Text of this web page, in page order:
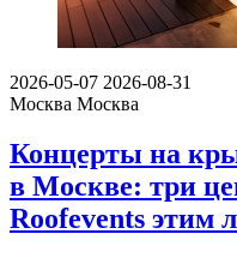
2026-05-07 2026-08-31
Москва Москва
Концерты на
в Москве: три
Roofevents этим